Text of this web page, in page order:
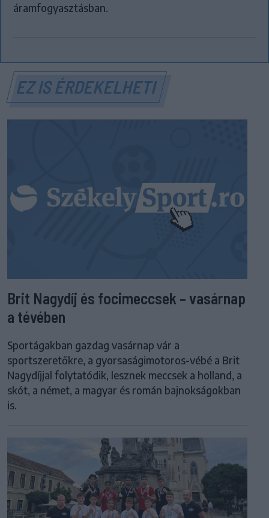
áramfogyasztásban.
EZ IS ÉRDEKELHETI
Brit Nagydíj és focimeccsek – vasárnap
a tévében
Sportágakban gazdag vasárnap vár a
sportszeretőkre, a gyorsaságimotoros-vébé a Brit
Nagydíjjal folytatódik, lesznek meccsek a holland, a
skót, a német, a magyar és román bajnokságokban
is.